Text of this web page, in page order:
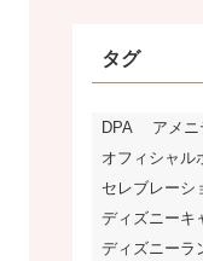
タグ
DPA アメニ
オフィシャル
セレブレーシ
ディズニーキ
ディズニーラ